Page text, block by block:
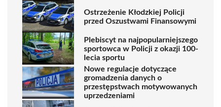
Ostrzeżenie Kłodzkiej Policji
przed Oszustwami Finansowymi
Plebiscyt na najpopularniejszego
sportowca w Policji z okazji 100-
lecia sportu
Nowe regulacje dotyczące
gromadzenia danych o
przestępstwach motywowanych
uprzedzeniami